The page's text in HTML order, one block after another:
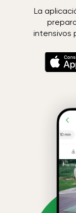
La
intensivos